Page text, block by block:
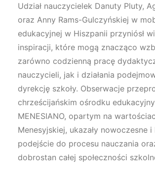
Udział nauczycielek Danuty Pluty,
oraz Anny Rams-Gulczyńskiej w
edukacyjnej w Hiszpanii przyniósł
inspiracji, które mogą znacząco
zarówno codzienną pracę
nauczycieli, jak i działania
dyrekcję szkoły. Obserwacje
chrześcijańskim ośrodku
MENESIANO, opartym na
Menesyjskiej, ukazały nowoczesne
podejście do procesu nauczania
dobrostan całej społeczności